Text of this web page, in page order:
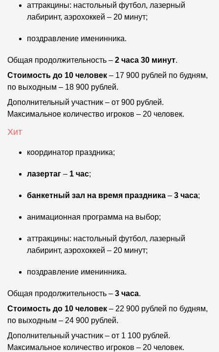
аттракцины: настольный футбол, лазерный
лабиринт, аэрохоккей – 20 минут;
поздравление именинника.
Общая продолжительность – 2 часа 30 минут.
Стоимость до 10 человек – 17 900 рублей по будням,
по выходным – 18 900 рублей.
Дополнительный участник – от 900 рублей.
Максимальное количество игроков – 20 человек.
Хит
координатор праздника;
лазертаг – 1 час;
банкетный зал на время праздника – 3 часа;
анимационная программа на выбор;
аттракцины: настольный футбол, лазерный
лабиринт, аэрохоккей – 20 минут;
поздравление именинника.
Общая продолжительность – 3 часа.
Стоимость до 10 человек – 22 900 рублей по будням,
по выходным – 24 900 рублей.
Дополнительный участник – от 1 100 рублей.
Максимальное количество игроков – 20 человек.